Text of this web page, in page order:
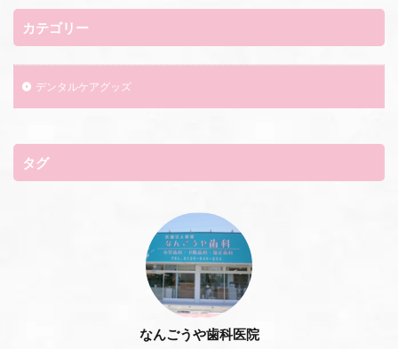
カテゴリー
デンタルケアグッズ
タグ
なんごうや歯科医院